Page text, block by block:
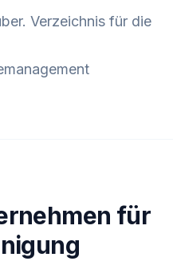
Verzeichnis für die
für